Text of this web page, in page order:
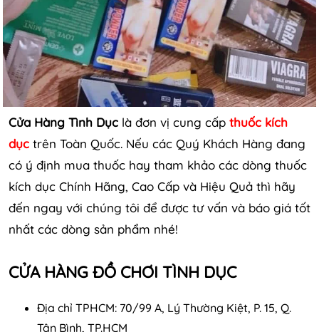
Cửa Hàng Tình Dục là đơn vị cung cấp thuốc kích
dục trên Toàn Quốc. Nếu các Quý Khách Hàng đang
có ý định mua thuốc hay tham khảo các dòng thuốc
kích dục Chính Hãng, Cao Cấp và Hiệu Quả thì hãy
đến ngay với chúng tôi để được tư vấn và báo giá tốt
nhất các dòng sản phẩm nhé!
CỬA HÀNG ĐỒ CHƠI TÌNH DỤC
Địa chỉ TPHCM: 70/99 A, Lý Thường Kiệt, P. 15, Q.
Tân Bình, TP.HCM